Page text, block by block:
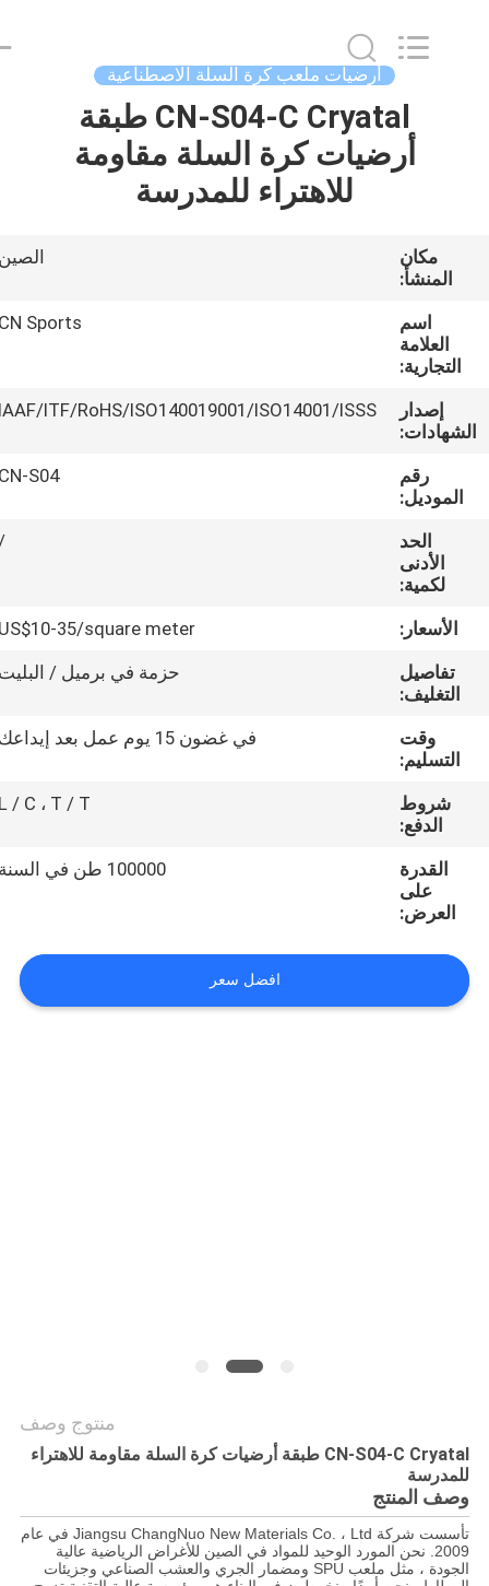
مسكن
معلومات
عنا
جولة
المعمل
مراقبة
الجودة
اتصل
اقتباس
خريطة
الموقع
PRIVACY
POLICY
أرضيات ملعب كرة السلة الاصطناعية
CN-S04-C Cryatal طبقة
أرضيات كرة السلة مقاومة
للاهتراء للمدرسة
مكان
المنشأ:
الصين
اسم
العلامة
التجارية:
CN Sports
إصدار
IAAF/ITF/RoHS/ISO140019001/ISO14001/ISSS
رقم
الموديل:
CN-S04
الحد
الأدنى
لكمية:
الأسعار:
US$10-35/square meter
تفاصيل
التغليف:
حزمة في برميل / البليت
وقت
التسليم:
في غضون 15 يوم عمل بعد إيداعك
شروط
الدفع:
L / C ، T / T
القدرة
على
العرض:
100000 طن في السنة
افضل سعر
منتوج وصف
CN-S04-C Cryatal طبقة أرضيات كرة السلة مقاومة للاهتراء
للمدرسة
وصف المنتج
تأسست شركة Jiangsu ChangNuo New Materials Co. ، Ltd في عام
2009. نحن المورد الوحيد للمواد في الصين للأغراض الرياضية عالية
الجودة ، مثل ملعب SPU ومضمار الجري والعشب الصناعي وجزيئات